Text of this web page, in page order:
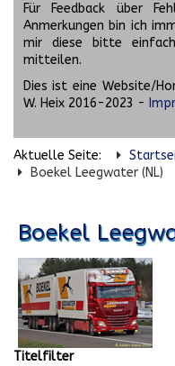
Für Feedback über
Anmerkungen bin ich
mir diese bitte
mitteilen.
Dies ist eine Website/
W. Heix 2016-2023 -
Aktuelle Seite:
Boekel Leegwater (NL)
Boekel
Titelfilter